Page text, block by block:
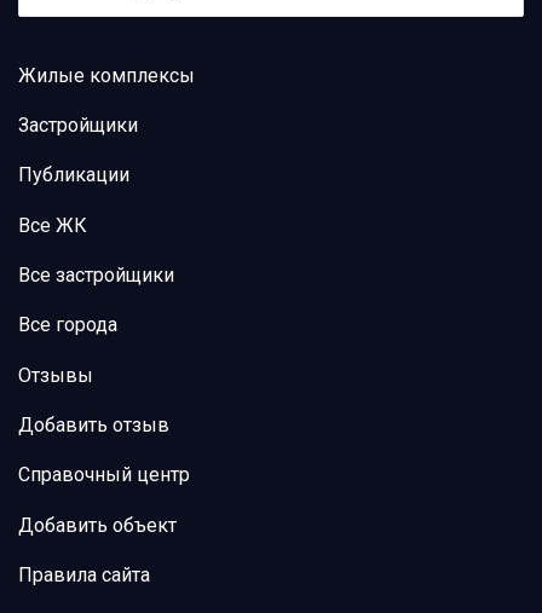
Жилые комплексы
Застройщики
Публикации
Все ЖК
Все застройщики
Все города
Отзывы
Добавить отзыв
Справочный центр
Добавить объект
Правила сайта